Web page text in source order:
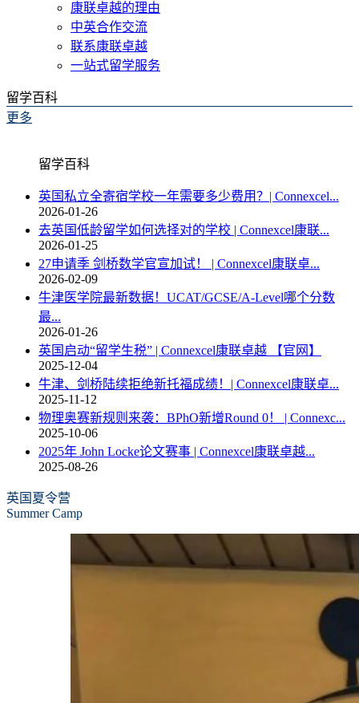
康联卓越的理由
中英合作交流
联系康联卓越
一站式留学服务
留学百科
更多
留学百科
英国私立全寄宿学校一年需要多少费用？| Connexcel...
2026-01-26
去英国低龄留学如何选择对的学校 | Connexcel康联...
2026-01-25
27申请季 剑桥数学官宣加试！ | Connexcel康联卓...
2026-02-09
牛津医学院最新数据！UCAT/GCSE/A-Level哪个分数
最...
2026-01-26
英国启动“留学生税” | Connexcel康联卓越 【官网】
2025-12-04
牛津、剑桥陆续拒绝新托福成绩！| Connexcel康联卓...
2025-11-12
物理奥赛新规则来袭：BPhO新增Round 0！ | Connexc...
2025-10-06
2025年 John Locke论文赛事 | Connexcel康联卓越...
2025-08-26
英国夏令营
Summer Camp